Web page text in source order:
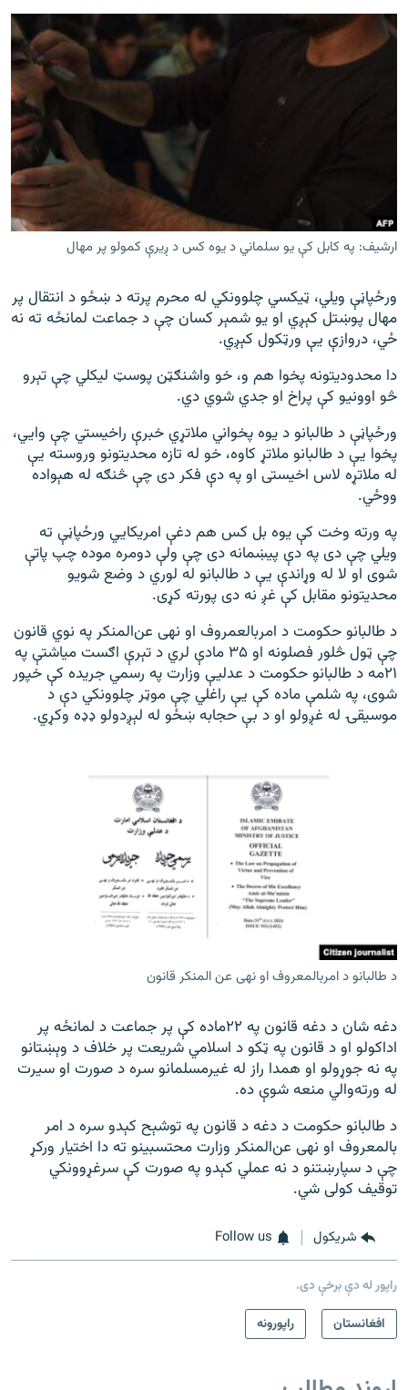
ارشیف: په کابل کې یو سلماني د یوه کس د ږیرې کمولو پر مهال
ورځپاڼې ویلي، ټیکسي چلوونکي له محرم پرته د ښځو د انتقال پر
مهال پوښتل کېږي او یو شمېر کسان چې د جماعت لمانځه ته نه
ځي، دروازې یې ورټکول کېږي.
دا محدودیتونه پخوا هم و، خو واشنګټن پوسټ لیکلي چې تېرو
څو اوونیو کې پراخ او جدي شوي دي.
ورځپاڼې د طالبانو د یوه پخواني ملاتړي خبرې راخیستي چې وايي،
پخوا یې د طالبانو ملاتړ کاوه، خو له تازه محدیتونو وروسته یې
له ملاتړه لاس اخیستی او په دې فکر دی چې څنګه له هېواده
ووځي.
په ورته وخت کې یوه بل کس هم دغې امریکايي ورځپاڼې ته
ویلي چې دی په دې پیښمانه دی چې ولې دومره موده چپ پاتې
شوی او لا له وړاندې یې د طالبانو له لوري د وضع شویو
محدیتونو مقابل کې غږ نه دی پورته کړی.
د طالبانو حکومت د امربالعمروف او نهی عن‌المنکر په نوي قانون
چې ټول څلور فصلونه او ۳۵ مادې لري د تېرې اګست میاشتې په
۲۱مه د طالبانو حکومت د عدليې وزارت په رسمي جریده کې خپور
شوی، په شلمې ماده کې یې راغلي چې موټر چلوونکي دې د
موسیقۍ له غږولو او د بې حجابه ښځو له لېږدولو ډډه وکړي.
د طالبانو د امربالمعروف او نهی عن المنکر قانون
دغه شان د دغه قانون په ۲۲ماده کې پر جماعت د لمانځه پر
اداکولو او د قانون په ټکو د اسلامي شریعت پر خلاف د وېښتانو
په نه جوړولو او همدا راز له غیرمسلمانو سره د صورت او سیرت
له ورته‌والي منعه شوې ده.
د طالبانو حکومت د دغه د قانون په توشېح کېدو سره د امر
بالمعروف او نهی عن‌المنکر وزارت محتسبینو ته دا اختیار ورکړ
چې د سپارښتنو د نه عملي کېدو په صورت کې سرغړوونکي
توقیف کولی شي.
شريکول Follow us
راپور له دې برخې دی.
افغانستان
راپورونه